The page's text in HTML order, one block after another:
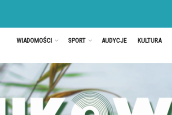
WIADOMOŚCI SPORT AUDYCJE KULTURA